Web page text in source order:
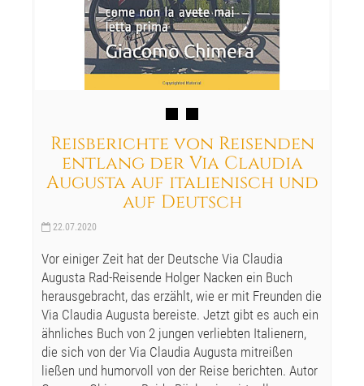
Reisberichte von Reisenden
entlang der Via Claudia
Augusta auf italienisch und
auf Deutsch
22.07.2020
Vor einiger Zeit hat der Deutsche Via Claudia
Augusta Rad-Reisende Holger Nacken ein Buch
herausgebracht, das erzählt, wie er mit Freunden die
Via Claudia Augusta bereiste. Jetzt gibt es auch ein
ähnliches Buch von 2 jungen verliebten Italienern,
die sich von der Via Claudia Augusta mitreißen
ließen und humorvoll von der Reise berichten. Autor